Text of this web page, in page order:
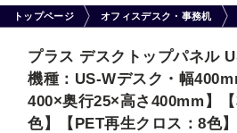
トップページ オフィスデスク・事務机
プラス デスクトップパネル
機種：US-Wデスク・幅
400×奥行25×高さ400mm】
色】【PET再生クロス：8色】